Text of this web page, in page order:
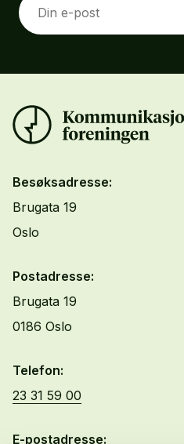
Besøksadresse:
Brugata 19
Oslo
Postadresse:
Brugata 19
0186 Oslo
Telefon:
23 31 59 00
E-postadresse: